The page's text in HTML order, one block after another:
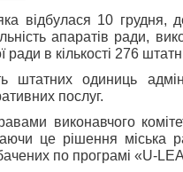
відбулася 10 грудня,
апаратів ради,
ради в кількості 276
штатних одиниць
послуг.
виконавчого
це рішення міська
по програмі «U-